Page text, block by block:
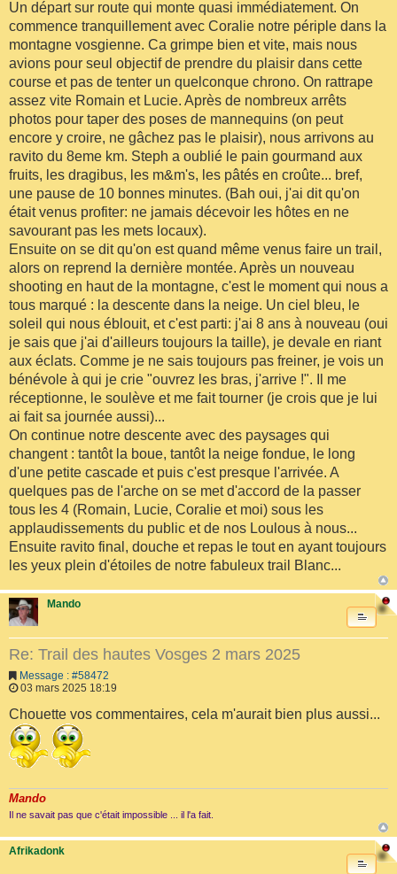
Un départ sur route qui monte quasi immédiatement. On
commence tranquillement avec Coralie notre périple dans la
montagne vosgienne. Ca grimpe bien et vite, mais nous
avions pour seul objectif de prendre du plaisir dans cette
course et pas de tenter un quelconque chrono. On rattrape
assez vite Romain et Lucie. Après de nombreux arrêts
photos pour taper des poses de mannequins (on peut
encore y croire, ne gâchez pas le plaisir), nous arrivons au
ravito du 8eme km. Steph a oublié le pain gourmand aux
fruits, les dragibus, les m&m's, les pâtés en croûte... bref,
une pause de 10 bonnes minutes. (Bah oui, j'ai dit qu'on
était venus profiter: ne jamais décevoir les hôtes en ne
savourant pas les mets locaux).
Ensuite on se dit qu'on est quand même venus faire un trail,
alors on reprend la dernière montée. Après un nouveau
shooting en haut de la montagne, c'est le moment qui nous a
tous marqué : la descente dans la neige. Un ciel bleu, le
soleil qui nous éblouit, et c'est parti: j'ai 8 ans à nouveau (oui
je sais que j'ai d'ailleurs toujours la taille), je devale en riant
aux éclats. Comme je ne sais toujours pas freiner, je vois un
bénévole à qui je crie "ouvrez les bras, j'arrive !". Il me
réceptionne, le soulève et me fait tourner (je crois que je lui
ai fait sa journée aussi)...
On continue notre descente avec des paysages qui
changent : tantôt la boue, tantôt la neige fondue, le long
d'une petite cascade et puis c'est presque l'arrivée. A
quelques pas de l'arche on se met d'accord de la passer
tous les 4 (Romain, Lucie, Coralie et moi) sous les
applaudissements du public et de nos Loulous à nous...
Ensuite ravito final, douche et repas le tout en ayant toujours
les yeux plein d'étoiles de notre fabuleux trail Blanc...
Mando
Re: Trail des hautes Vosges 2 mars 2025
Message : #58472
03 mars 2025 18:19
Chouette vos commentaires, cela m'aurait bien plus aussi...
Mando
Il ne savait pas que c'était impossible ... il l'a fait.
Afrikadonk